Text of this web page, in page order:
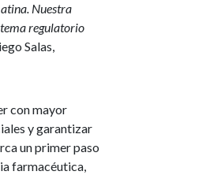
Nuestra
regulatorio
Salas,
con mayor
y garantizar
un primer paso
farmacéutica,